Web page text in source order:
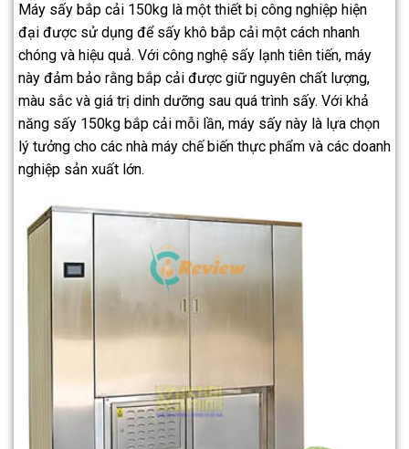
Máy sấy bắp cải 150kg là một thiết bị công nghiệp hiện
đại được sử dụng để sấy khô bắp cải một cách nhanh
chóng và hiệu quả. Với công nghệ sấy lạnh tiên tiến, máy
này đảm bảo rằng bắp cải được giữ nguyên chất lượng,
màu sắc và giá trị dinh dưỡng sau quá trình sấy. Với khả
năng sấy 150kg bắp cải mỗi lần, máy sấy này là lựa chọn
lý tưởng cho các nhà máy chế biến thực phẩm và các doanh
nghiệp sản xuất lớn.